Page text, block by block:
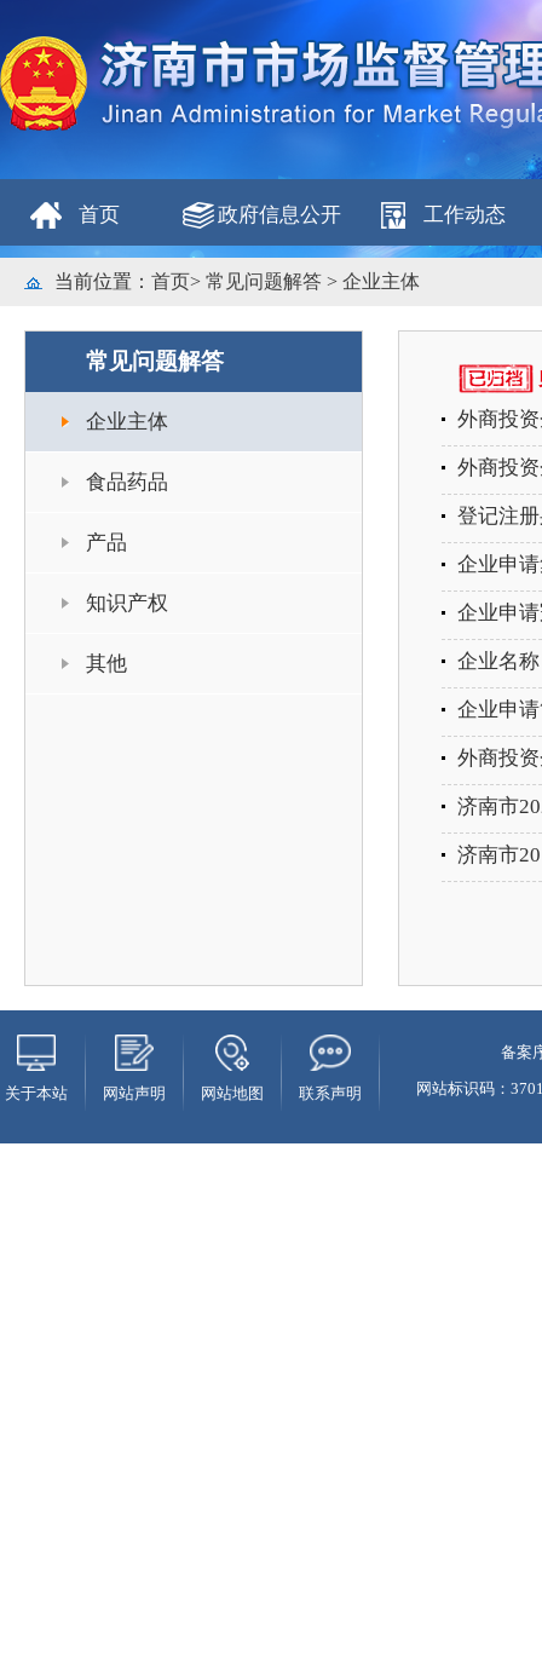
首页 政府信息公开 工作动态
当前位置： 首页> 常见问题解答 > 企业主体
常见问题解答
企业主体
食品药品
产品
知识产权
其他
外商投
外商投
登记注
企业申
企业申
企业名
企业申
外商投
济南市
济南市
关于本站 网站声明 网站地图 联系声明
备案
网站标识码：